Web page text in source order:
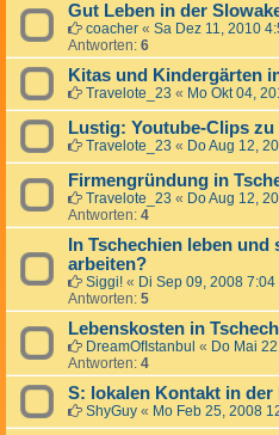
Gut Leben in der
coacher « Sa Dez 11, 2010
Antworten: 6
Kitas und Kindergärten
Travelote_23 « Mo Okt 04,
Lustig: Youtube-Clips zu
Travelote_23 « Do Aug 12,
Firmengründung in
Travelote_23 « Do Aug 12,
Antworten: 4
In Tschechien leben
arbeiten?
Siggi! « Di Sep 09, 2008 7:04
Antworten: 5
Lebenskosten in
DreamOfIstanbul « Do Mai
Antworten: 4
S: lokalen Kontakt in der
ShyGuy « Mo Feb 25, 2008